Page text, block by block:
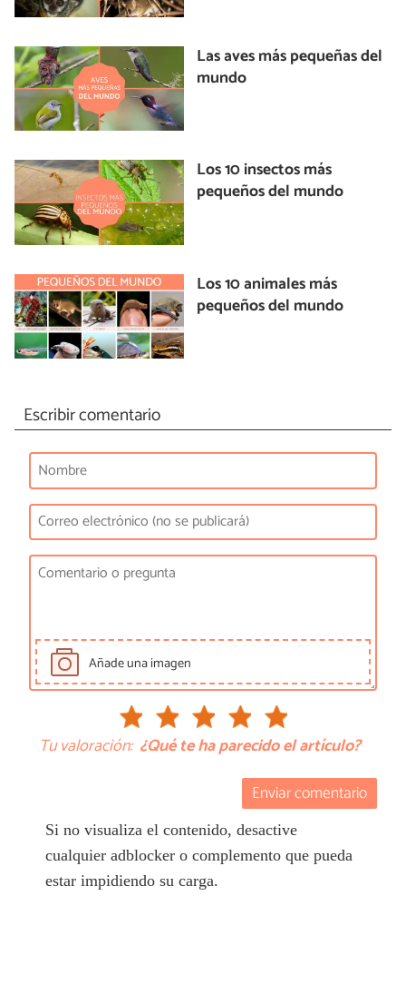
Las aves más pequeñas del
mundo
Los 10 insectos más
pequeños del mundo
Los 10 animales más
pequeños del mundo
Escribir comentario
Añade una imagen
Tu valoración: ¿Qué te ha parecido el artículo?
Enviar comentario
Si no visualiza el contenido, desactive
cualquier adblocker o complemento que pueda
estar impidiendo su carga.